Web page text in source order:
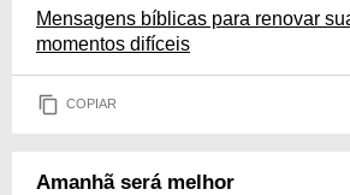
Mensagens bíblicas para renovar
momentos difíceis
COPIAR
Amanhã será melhor